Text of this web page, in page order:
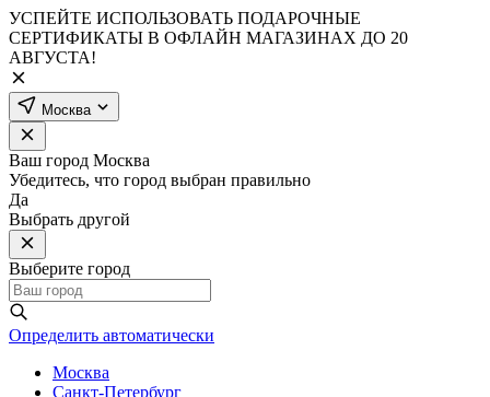
УСПЕЙТЕ ИСПОЛЬЗОВАТЬ ПОДАРОЧНЫЕ
СЕРТИФИКАТЫ В ОФЛАЙН МАГАЗИНАХ ДО 20
АВГУСТА!
Москва
Ваш город Москва
Убедитесь, что город выбран правильно
Да
Выбрать другой
Выберите город
Определить автоматически
Москва
Санкт-Петербург